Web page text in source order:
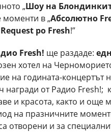
„Шоу на
моменти в „Абсолютно
po Fresh!”
Fresh! ще раздаде:
хотел на
на годината-концертът
награди от Радио Fresh!;
и красота, както и още
на празничните
отворени и за